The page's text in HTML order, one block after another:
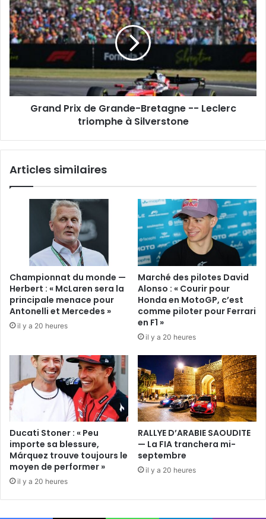
se
met
vite
en
colère
»
Prix
de
Grande-
Bretagne
-
-
Leclerc
triomphe
Grand Prix de Grande-Bretagne -- Leclerc
triomphe à Silverstone
Articles similaires
Championnat du monde —
Herbert : « McLaren sera la
principale menace pour
Antonelli et Mercedes »
il y a 20 heures
Marché des pilotes David
Alonso : « Courir pour
Honda en MotoGP, c’est
comme piloter pour Ferrari
en F1 »
il y a 20 heures
Ducati Stoner : « Peu
importe sa blessure,
Márquez trouve toujours le
moyen de performer »
il y a 20 heures
RALLYE D’ARABIE SAOUDITE
— La FIA tranchera mi-
septembre
il y a 20 heures